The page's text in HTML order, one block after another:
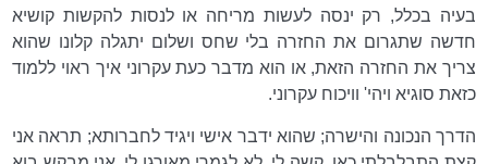
בעיה בכלל, רק ינסה לעשות מריחה או לנסות להקשות קושיא
חדשה שתגרום את החזרה בלי שחס ושלום יתגלה קלונו שהוא
צריך את החזרה הזאת, או הוא מדבר כעת עקרוני איך ראוי ללמוד
כזאת סוגיא ויהי' וויכוח עקרוני.
הדרך הנכונה והישרה; שהוא ידבר אישי ויגיד לחברותא; תראה אני